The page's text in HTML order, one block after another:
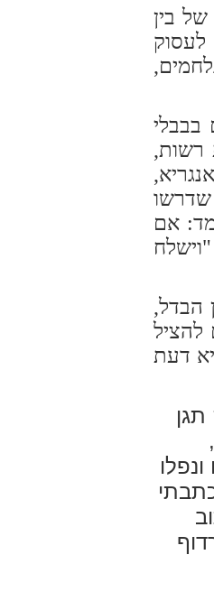
בין
בבבלי
רשות,
אם
הבדל,
להציל
דעת